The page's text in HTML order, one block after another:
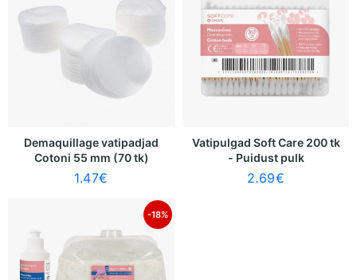
Demaquillage vatipadjad
Cotoni 55 mm (70 tk)
1.47€
Vatipulgad Soft Care 200 tk
- Puidust pulk
2.69€
-18%